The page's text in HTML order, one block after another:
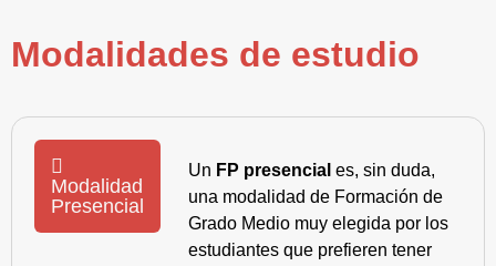
Modalidades de estudio
Modalidad
Presencial
Un FP presencial es, sin duda,
una modalidad de Formación de
Grado Medio muy elegida por los
estudiantes que prefieren tener